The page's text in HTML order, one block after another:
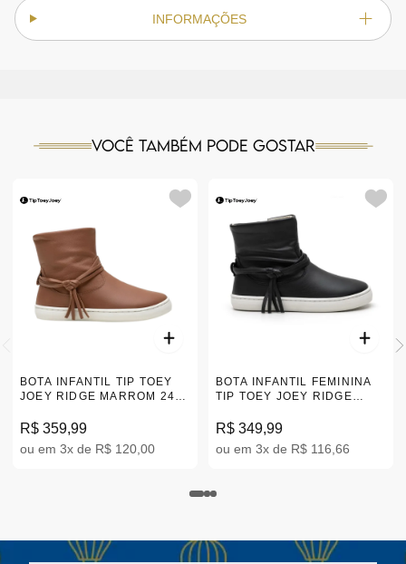
INFORMAÇÕES
Você também pode gostar
BOTA INFANTIL TIP TOEY
JOEY RIDGE MARROM 24-
R$ 359,99
ou em 3x de R$ 120,00
BOTA INFANTIL FEMININA
TIP TOEY JOEY RIDGE
R$ 349,99
ou em 3x de R$ 116,66